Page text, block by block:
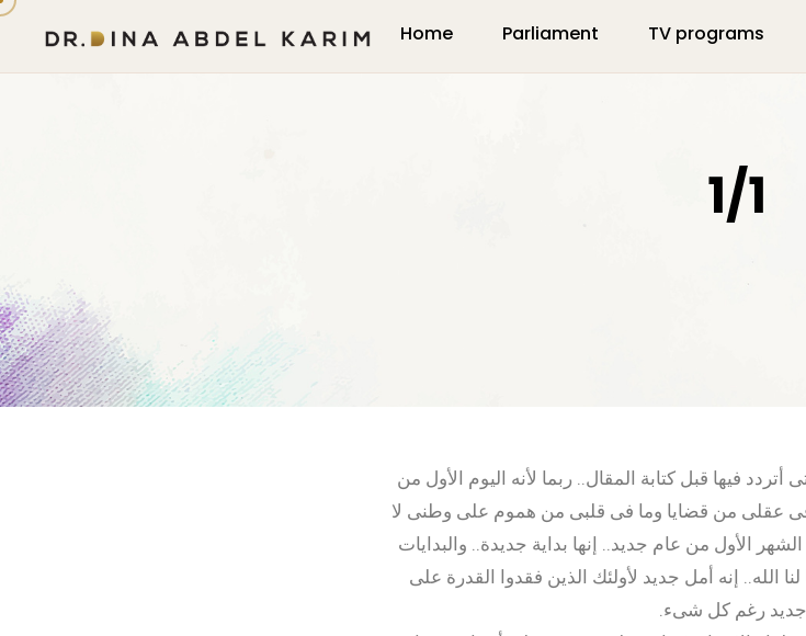
Home Parliament TV programs
1/1
أتردد فيها قبل كتابة المقال.. ربما لأنه اليوم الأول من
فى عقلى من قضايا وما فى قلبى من هموم على وطنى لا
الأول من عام جديد.. إنها بداية جديدة.. والبدايات
الله.. إنه أمل جديد لأولئك الذين فقدوا القدرة على
جديد رغم كل شىء.